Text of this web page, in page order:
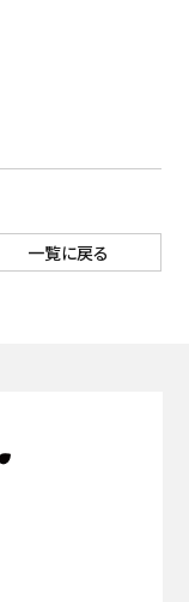
一覧に戻る